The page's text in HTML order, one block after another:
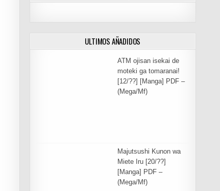
ULTIMOS AÑADIDOS
ATM ojisan isekai de
moteki ga tomaranai!
[12/??] [Manga] PDF –
(Mega/Mf)
Majutsushi Kunon wa
Miete Iru [20/??]
[Manga] PDF –
(Mega/Mf)